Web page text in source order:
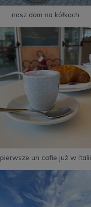
nasz dom na kółkach
pierwsze un cafie już w Italii